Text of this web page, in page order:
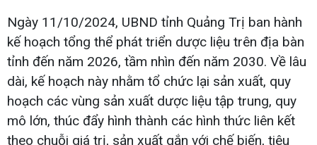
Ngày 11/10/2024, UBND tỉnh Quảng Trị ban hành
kế hoạch tổng thể phát triển dược liệu trên địa bàn
tỉnh đến năm 2026, tầm nhìn đến năm 2030. Về lâu
dài, kế hoạch này nhằm tổ chức lại sản xuất, quy
hoạch các vùng sản xuất dược liệu tập trung, quy
mô lớn, thúc đẩy hình thành các hình thức liên kết
theo chuỗi giá trị, sản xuất gắn với chế biến, tiêu